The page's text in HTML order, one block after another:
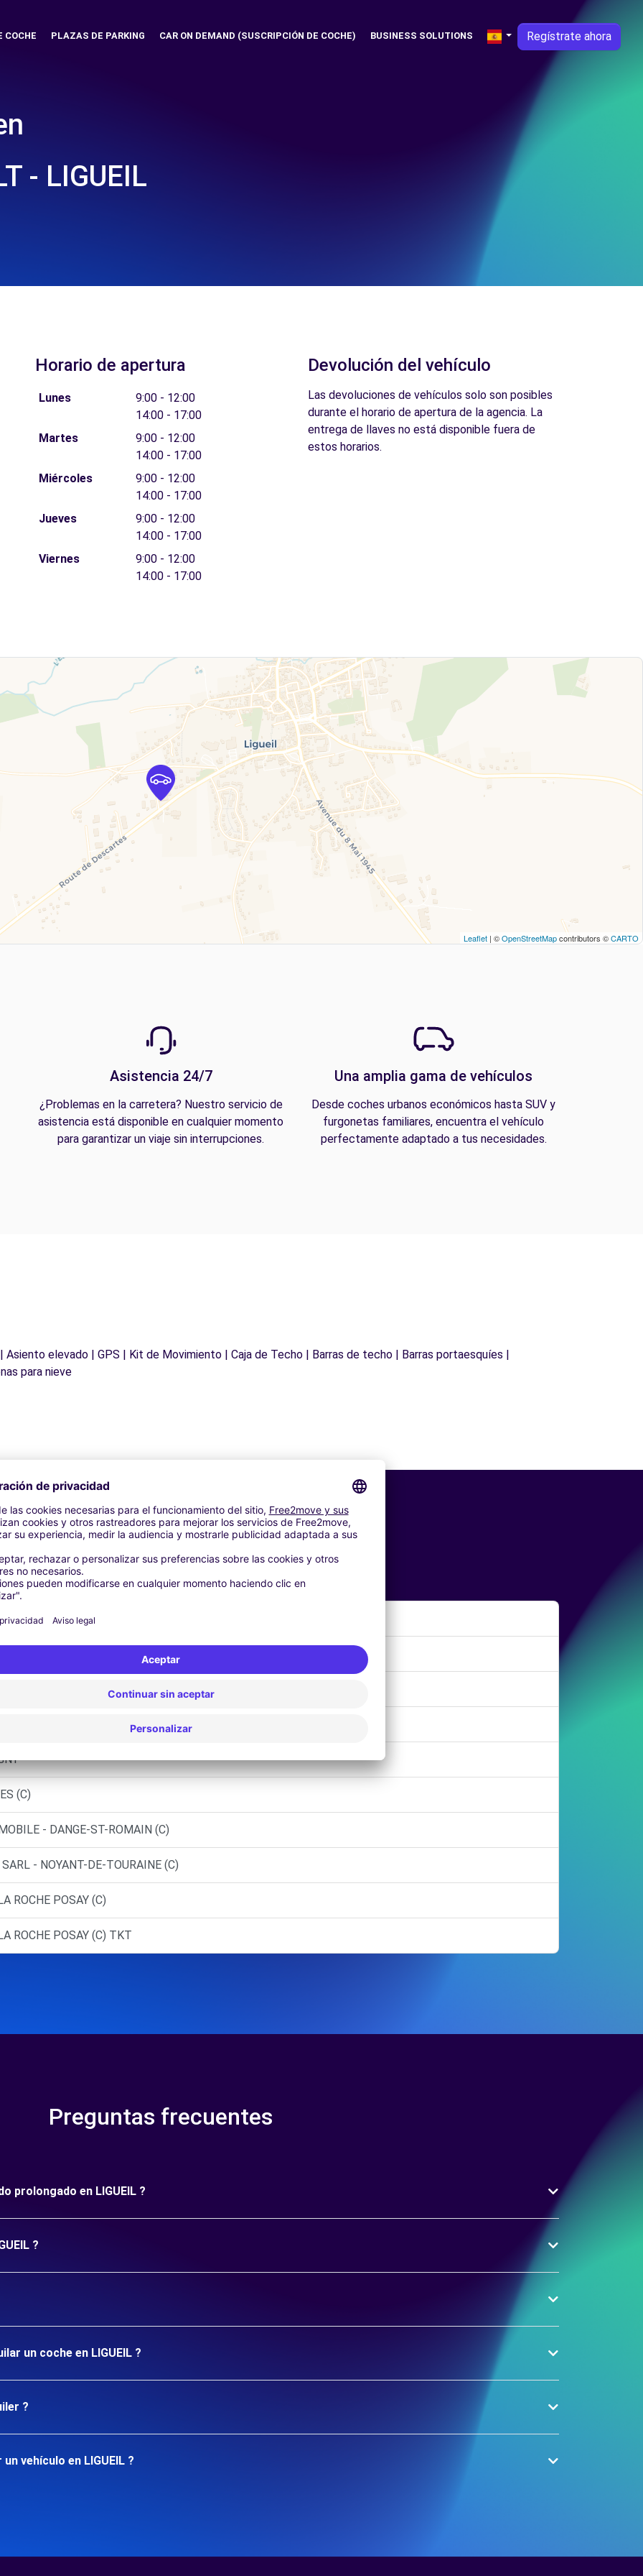
COCHE PLAZAS DE PARKING CAR ON DEMAND (SUSCRIPCIÓN DE COCHE) BUSINESS SOLUTIONS Regístrate ahora
- LIGUEIL
Horario de apertura
Lunes
9:00 - 12:00
14:00 - 17:00
Martes
9:00 - 12:00
14:00 - 17:00
Miércoles
9:00 - 12:00
14:00 - 17:00
Jueves
9:00 - 12:00
14:00 - 17:00
Viernes
9:00 - 12:00
14:00 - 17:00
Devolución del vehículo
Las devoluciones de vehículos solo son posibles
durante el horario de apertura de la agencia. La
entrega de llaves no está disponible fuera de
estos horarios.
Leaflet | ©OpenStreetMapcontributors ©CARTO
Asistencia 24/7
¿Problemas en la carretera? Nuestro servicio de
asistencia está disponible en cualquier momento
para garantizar un viaje sin interrupciones.
Una amplia gama de vehículos
Desde coches urbanos económicos hasta SUV y
furgonetas familiares, encuentra el vehículo
perfectamente adaptado a tus necesidades.
elevado | GPS | Kit de Movimiento | Caja de Techo | Barras de techo | Barras portaesquíes |
para nieve
Agencias similares
- CHAMBRAY-LÈS-TOURS (O)
- CHAMBRAY-LÈS-TOURS (P)
SARL - CHAMBRAY-LES-TOURS (C)
(C)
- DANGE-ST-ROMAIN (C)
- NOYANT-DE-TOURAINE (C)
ROCHE POSAY (C)
ROCHE POSAY (C) TKT
Preguntas frecuentes
prolongado en LIGUEIL ?
?
un coche en LIGUEIL ?
?
vehículo en LIGUEIL ?